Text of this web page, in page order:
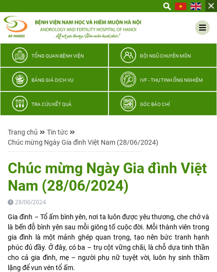
thương
Quân
TỔNG QUAN BỆNH VIỆN ĐỘI NGŨ CHUYÊN MÔN
BẢNG GIÁ DỊCH VỤ IVF - THỤ TINH ỐNG NGHIỆM
TRA CỨU KẾT QUẢ GÓC BÁO CHÍ
Trang chủ
Tin tức
Chúc mừng Ngày Gia đình Việt Nam (28/06/2024)
Chúc mừng Ngày Gia đình Việt
Nam (28/06/2024)
28/06/2024
Gia đình – Tổ ấm bình yên, nơi ta luôn được yêu thương, che chở và
là bến đỗ bình yên sau mỗi giông tố cuộc đời. Mỗi thành viên trong
gia đình là một mảnh ghép quan trọng, tạo nên bức tranh hạnh
phúc đủ đầy. Ở đây, có ba – trụ cột vững chãi, là chỗ dựa tinh thần
cho cả gia đình, mẹ – người phụ nữ tuyệt vời, luôn hy sinh thầm
lặng để vun vén tổ ấm.